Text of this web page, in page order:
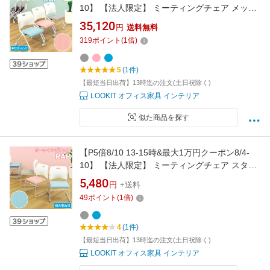
10】 【法人限定】 ミーティングチェア メッシ
ュ 4脚セット ネスティングチェア 椅子 平行ス
タッキング 会議用椅子 軽量 移動 キャスター 会
議室 完成品 Rap-NCM-S4
35,120 円 送料無料
319ポイント (1倍)
5(1件)
【最短当日出荷】13時迄の注文(土日祝除く)
LOOKIT オフィス家具 インテリア
似た商品を探す
【P5倍8/10 13-15時&最大1万円クーポン8/4-
10】 【法人限定】 ミーティングチェア スタッ
キングチェア 会議用椅子 メッシュ 会議チェア
スタック 椅子 軽量 積み重ね 取っ手付き 会議室
休憩室 組立不要 Rap-SCM
5,480 円 +送料
49ポイント (1倍)
4(1件)
【最短当日出荷】13時迄の注文(土日祝除く)
LOOKIT オフィス家具 インテリア